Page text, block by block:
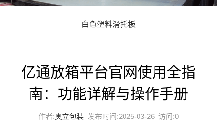
白色塑料滑托板
亿通放箱平台官网使用全指
南：功能详解与操作手册
作者:奥立包装 发布时间:2025-03-26 访问:0